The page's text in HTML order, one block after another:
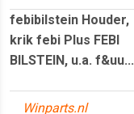
febibilstein Houder,
krik febi Plus FEBI
BILSTEIN, u.a. f&uu...
Winparts.nl